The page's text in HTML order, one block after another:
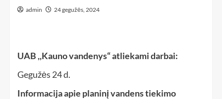
admin 24 gegužės, 2024
UAB ,,Kauno vandenys“ atliekami darbai:
Gegužės 24 d.
Informacija apie planinį vandens tiekimo